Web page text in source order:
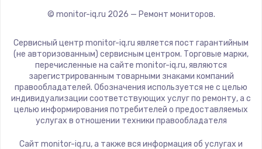
© monitor-iq.ru 2026 — Ремонт мониторов.
Сервисный центр monitor-iq.ru является пост гарантийным
(не авторизованным) сервисным центром. Торговые марки,
перечисленные на сайте monitor-iq.ru, являются
зарегистрированным товарными знаками компаний
правообладателей. Обозначения используется не с целью
индивидуализации соответствующих услуг по ремонту, а с
целью информирования потребителей о предоставляемых
услугах в отношении техники правообладателя
Сайт monitor-iq.ru, а также вся информация об услугах и